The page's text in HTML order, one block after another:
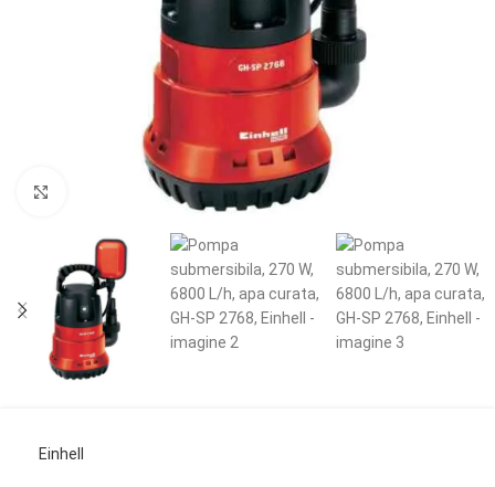
Click to enlarge
Einhell